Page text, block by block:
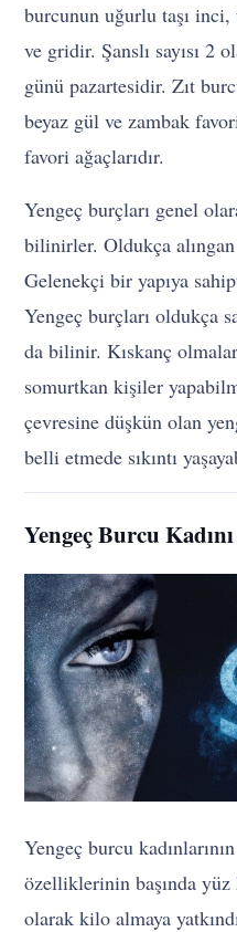
burcunun uğurlu taşı
ve gridir. Şanslı sayısı 2
günü pazartesidir. Zıt
beyaz gül ve zambak
favori ağaçlarıdır.
Yengeç burçları genel
bilinirler. Oldukça
Gelenekçi bir yapıya
Yengeç burçları oldukça
da bilinir. Kıskanç
somurtkan kişiler
çevresine düşkün olan
belli etmede sıkıntı
Yengeç Burcu Kadını
Yengeç burcu
özelliklerinin başında
olarak kilo almaya